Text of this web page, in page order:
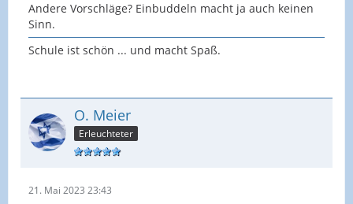
Andere Vorschläge? Einbuddeln macht ja auch keinen
Sinn.
Schule ist schön ... und macht Spaß.
O. Meier
Erleuchteter
21. Mai 2023 23:43